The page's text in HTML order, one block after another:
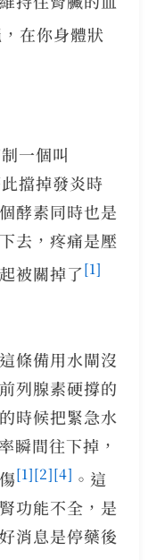
在你身體狀
一個叫
擋掉發炎時
酵素同時也是
去，疼痛是壓
被關掉了[1]
條備用水閘沒
列腺素硬撐的
時候把緊急水
間往下掉，
[1][2][4] 。這
功能不全，是
消息是停藥後